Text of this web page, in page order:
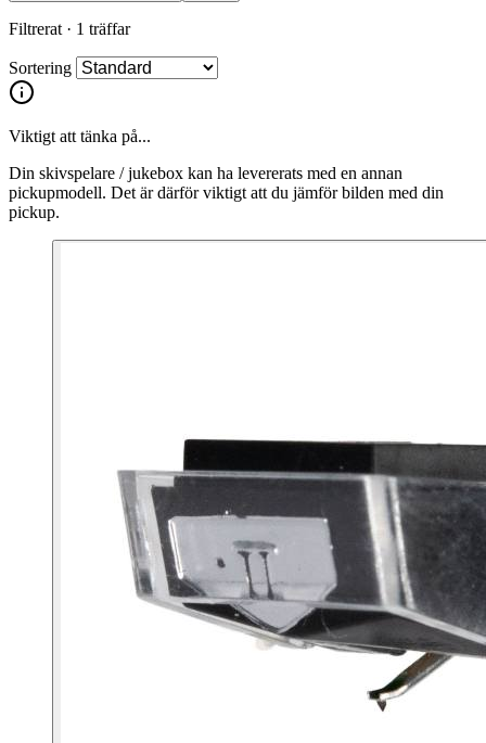
Filtrerat · 1 träffar
Sortering
Viktigt att tänka på...
Din skivspelare / jukebox kan ha levererats med en annan
pickupmodell. Det är därför viktigt att du jämför bilden med din
pickup.